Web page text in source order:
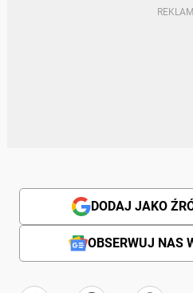
DODAJ JAKO
OBSERWUJ NAS